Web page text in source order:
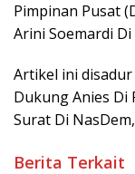
Pimpinan Pusat
Arini Soemardi
Artikel ini disadur
Dukung Anies Di
Surat Di
Berita Terkait